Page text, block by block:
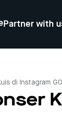
Partner with
di Instagram